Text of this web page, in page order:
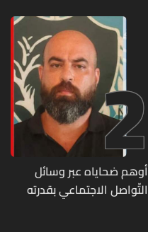
2
أوهم ضحاياه عبر وسائل
التّواصل الاجتماعي بقدرته